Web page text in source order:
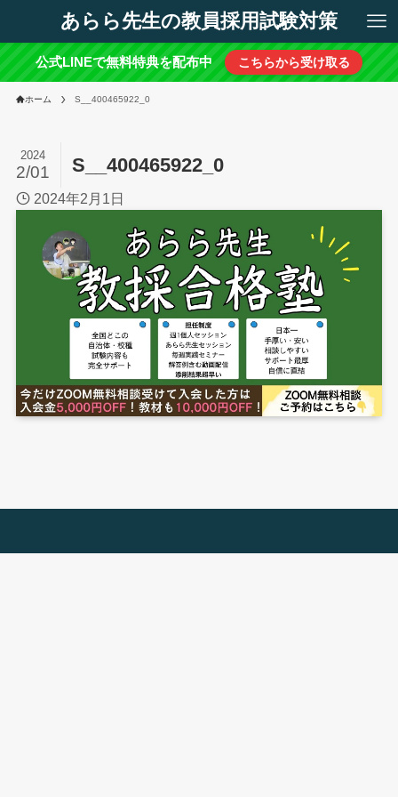
あらら先生の教員採用試験対策
公式LINEで無料特典を配布中 こちらから受け取る
ホーム S__400465922_0
S__400465922_0
2024
2/01
2024年2月1日